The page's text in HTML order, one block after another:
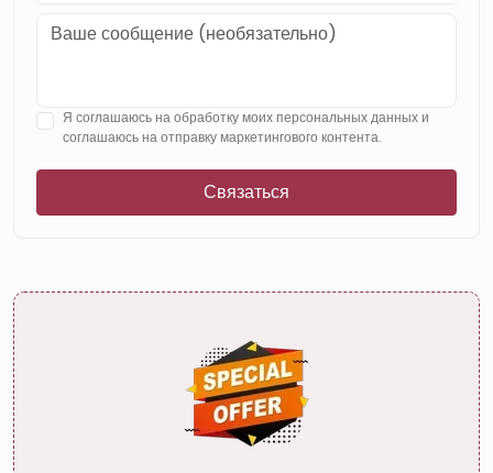
Я соглашаюсь на обработку моих персональных данных и
соглашаюсь на отправку маркетингового контента.
Связаться